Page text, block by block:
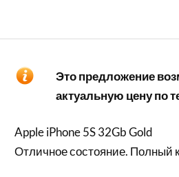
Это предложение
актуальную цену по
Apple iPhone 5S 32Gb Gold
Отличное состояние. Полный